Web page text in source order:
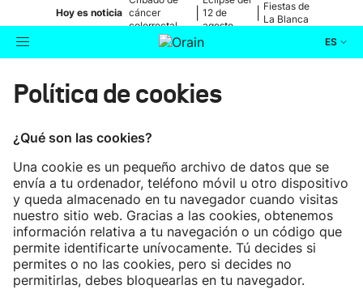
Hoy es noticia cáncer
colorrectal
12 de
agosto
Fiestas de
La Blanca
ES
Buscador Actualidad
Cultura
Ikusmiran
Eguraldia
Política de cookies
¿Qué son las cookies?
Una cookie es un pequeño archivo de datos que se
envía a tu ordenador, teléfono móvil u otro dispositivo
y queda almacenado en tu navegador cuando visitas
nuestro sitio web. Gracias a las cookies, obtenemos
información relativa a tu navegación o un código que
permite identificarte unívocamente. Tú decides si
permites o no las cookies, pero si decides no
permitirlas, debes bloquearlas en tu navegador.